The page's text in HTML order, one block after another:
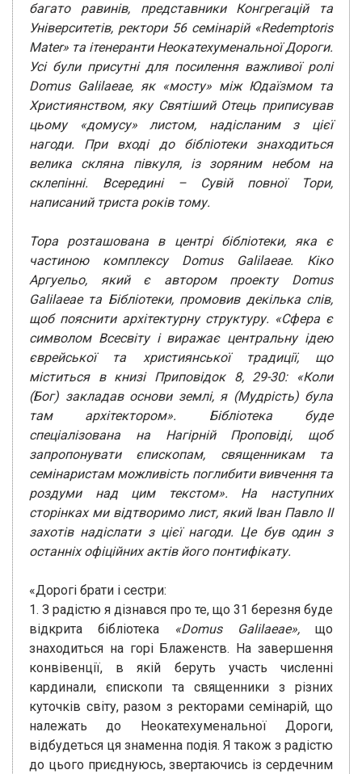
багато равинів, представники Конгрегацій та
Університетів, ректори 56 семінарій «Redemptoris
Mater» та ітенеранти Неокатехуменальної Дороги.
Усі були присутні для посилення важливої ролі
Domus Galilaeae, як «мосту» між Юдаїзмом та
Християнством, яку Святіший Отець приписував
цьому «домусу» листом, надісланим з цієї
нагоди.
При вході до бібліотеки знаходиться
велика скляна півкуля, із зоряним небом на
склепінні. Всередині – Сувій повної Тори,
написаний триста років тому.
Тора розташована в центрі бібліотеки, яка є
частиною комплексу Domus Galilaeae. Кіко
Аргуельо, який є автором проекту Domus
Galilaeae та Бібліотеки, промовив декілька слів,
щоб пояснити архітектурну структуру. «Сфера є
символом Всесвіту і виражає центральну ідею
єврейської та християнської традиції, що
міститься в книзі Приповідок 8, 29-30: «Коли
(Бог) закладав основи землі, я (Мудрість) була
там архітектором».
Бібліотека буде
спеціалізована на Нагірній Проповіді, щоб
запропонувати єпископам, священникам та
семінаристам можливість поглибити вивчення та
роздуми над цим текстом». На наступних
сторінках ми відтворимо лист, який Іван Павло II
захотів надіслати з цієї нагоди. Це був один з
останніх офіційних актів його понтифікату.
«Дорогі брати і сестри:
1. З радістю я дізнався про те, що 31 березня буде
відкрита бібліотека
«Domus Galilaeae», що
знаходиться на горі Блаженств. На завершення
конвівенції, в якій беруть участь численні
кардинали, єпископи та священники з різних
куточків світу, разом з ректорами семінарій, що
належать до Неокатехуменальної Дороги,
відбудеться ця знаменна подія. Я також з радістю
до цього приєднуюсь, звертаючись із сердечним